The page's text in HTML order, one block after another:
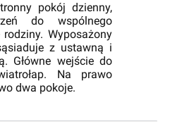
pokój dzienny,
do wspólnego
Wyposażony
z ustawną i
Główne wejście do
Na prawo
dwa pokoje.